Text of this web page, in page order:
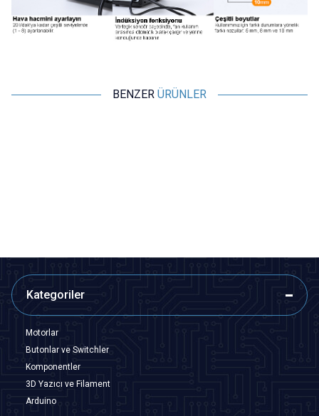
BENZER ÜRÜNLER
Kategoriler
Motorlar
Butonlar ve Switchler
Komponentler
3D Yazıcı ve Filament
Arduino